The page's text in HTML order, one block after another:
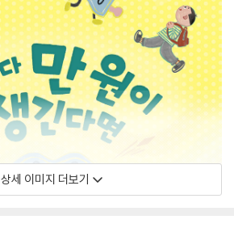
상세 이미지 더보기